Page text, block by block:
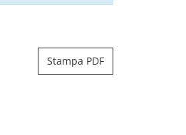
Stampa PDF